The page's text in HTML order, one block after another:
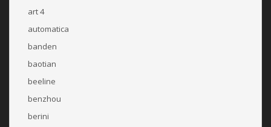
art 4
automatica
banden
baotian
beeline
benzhou
berini